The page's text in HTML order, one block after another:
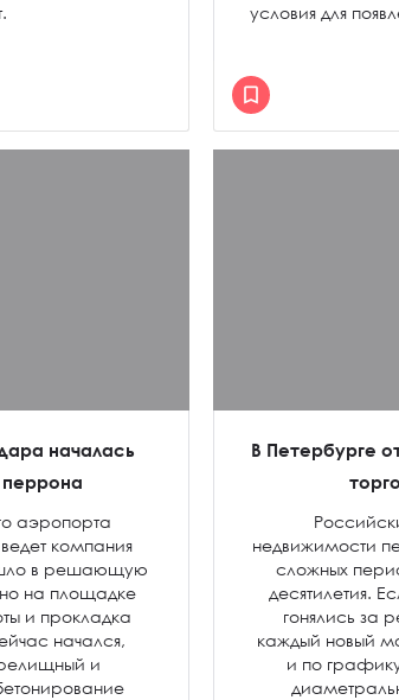
условия для
началась
перрона
аэропорта
компания
в решающую
на площадке
и прокладка
начался,
и
В Петербурге
недвижимости
сложных
десятилетия.
гонялись за
каждый новый
и по